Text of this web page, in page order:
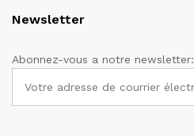
Newsletter
Abonnez-vous a notre newsletter: